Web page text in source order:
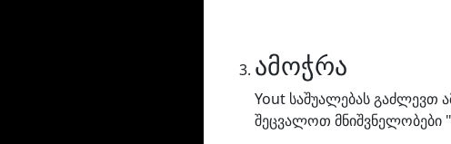
ამოჭრა
Yout საშუალებას
შეცვალოთ მნიშვნელობები